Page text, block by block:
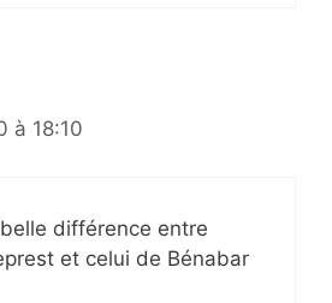
à 18:10
différence entre
et celui de Bénabar